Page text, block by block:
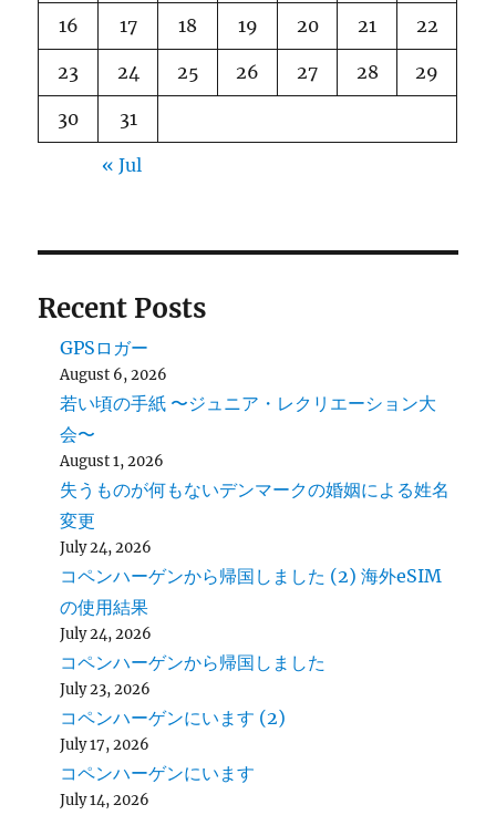
16 17 18 19 20 21 22
23 24 25 26 27 28 29
30 31
« Jul
Recent Posts
GPSロガー
August 6, 2026
若い頃の手紙 〜ジュニア・レクリエーション大
会〜
August 1, 2026
失うものが何もないデンマークの婚姻による姓名
変更
July 24, 2026
コペンハーゲンから帰国しました (2) 海外eSIM
の使用結果
July 24, 2026
コペンハーゲンから帰国しました
July 23, 2026
コペンハーゲンにいます (2)
July 17, 2026
コペンハーゲンにいます
July 14, 2026